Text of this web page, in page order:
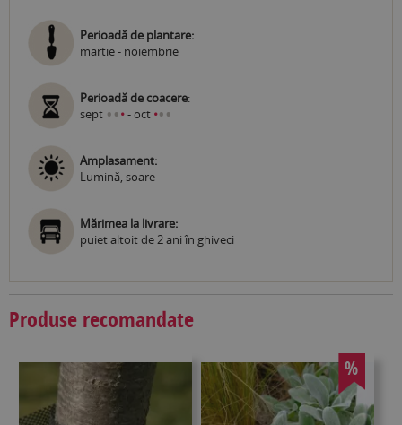
Perioadă de plantare:
martie - noiembrie
Perioadă de coacere:
sept •••- oct •••
Amplasament:
Lumină, soare
Mărimea la livrare:
puiet altoit de 2 ani în ghiveci
Produse recomandate
%